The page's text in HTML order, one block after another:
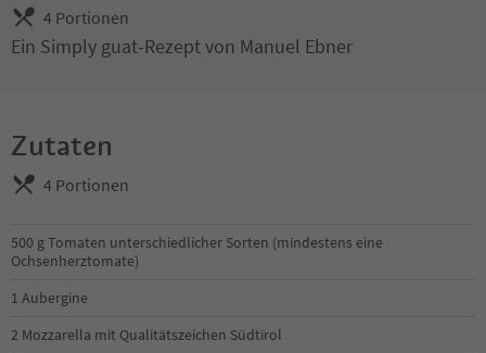
4 Portionen
Ein Simply guat-Rezept von Manuel Ebner
Zutaten
4 Portionen
500 g Tomaten unterschiedlicher Sorten (mindestens eine
Ochsenherztomate)
1 Aubergine
2 Mozzarella mit Qualitätszeichen Südtirol